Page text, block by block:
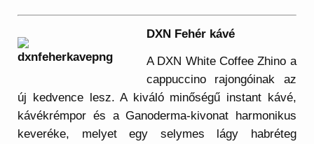
DXN Fehér kávé
A DXN White Coffee Zhino a
cappuccino rajongóinak az
új kedvence lesz. A kiváló minőségű instant kávé,
kávékrémpor és a Ganoderma-kivonat harmonikus
keveréke, melyet egy selymes lágy habréteg